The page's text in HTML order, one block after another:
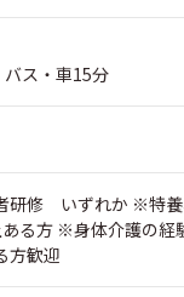
バス・車15分
研修 いずれか ※特養
る方 ※身体介護の経
方歓迎